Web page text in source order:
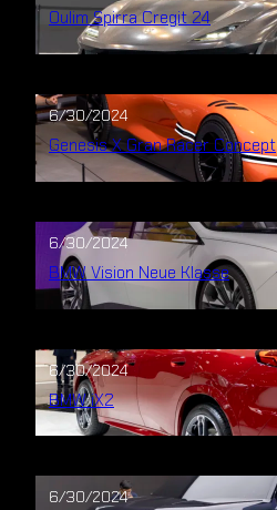
Oulim Spirra Cregit 24
6/30/2024
Genesis X Gran Racer Concept
6/30/2024
BMW Vision Neue Klasse
6/30/2024
BMW iX2
6/30/2024